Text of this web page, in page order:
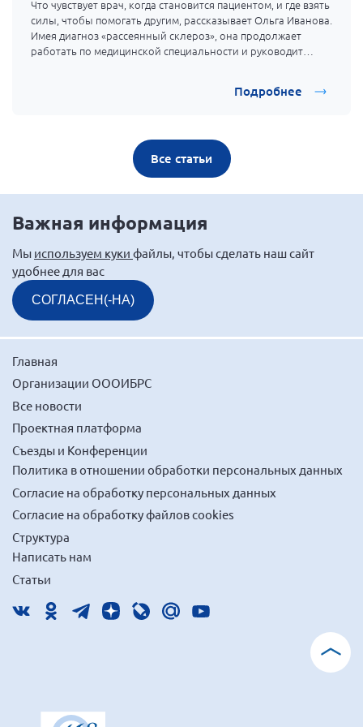
Что чувствует врач, когда становится пациентом, и где взять
силы, чтобы помогать другим, рассказывает Ольга Иванова.
Имея диагноз «рассеянный склероз», она продолжает
работать по медицинской специальности и руководит
Подробнее
Все статьи
Важная информация
Мы используем куки файлы, чтобы сделать наш сайт
удобнее для вас
СОГЛАСЕН(-НА)
Главная
Организации ОООИБРС
Все новости
Проектная платформа
Съезды и Конференции
Политика в отношении обработки персональных данных
Согласие на обработку персональных данных
Согласие на обработку файлов cookies
Структура
Написать нам
Статьи